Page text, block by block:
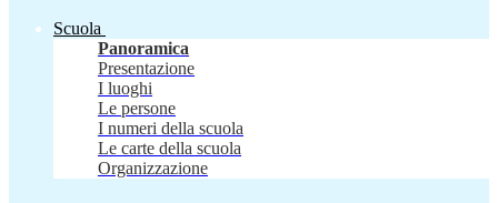
Scuola
Panoramica
Presentazione
I luoghi
Le persone
I numeri della scuola
Le carte della scuola
Organizzazione